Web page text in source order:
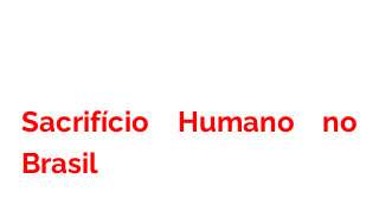
Sacrifício Humano no
Brasil